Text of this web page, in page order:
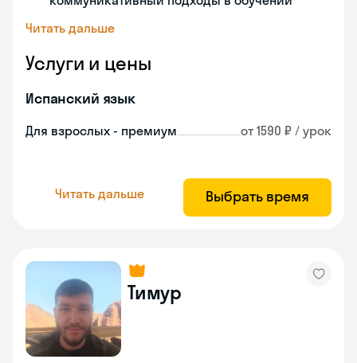
Читать дальше
Услуги и цены
Испанский язык
Для взрослых - премиум от 1590 ₽ / урок
Читать дальше Выбрать время
Тимур